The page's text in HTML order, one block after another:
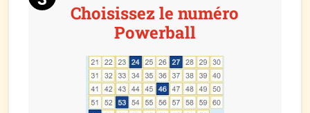
Choisissez le numéro
Powerball